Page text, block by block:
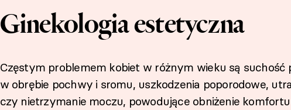
Ginekologia estetyczna
Częstym problemem kobiet w różnym wieku są suchość
w obrębie pochwy i sromu, uszkodzenia poporodowe,
czy nietrzymanie moczu, powodujące obniżenie